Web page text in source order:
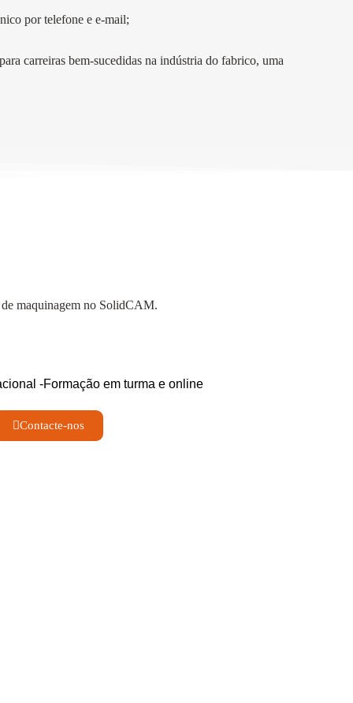
por telefone e e-mail;
carreiras bem-sucedidas na indústria do fabrico, uma
maquinagem no SolidCAM.
Contacte-nos